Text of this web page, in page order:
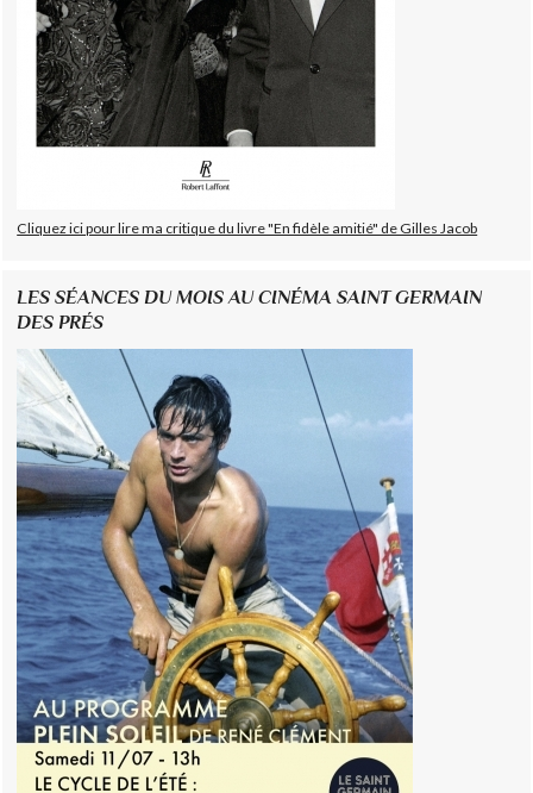
Cliquez ici pour lire ma critique du livre "En fidèle amitié" de Gilles Jacob
LES SÉANCES DU MOIS AU CINÉMA SAINT GERMAIN
DES PRÉS